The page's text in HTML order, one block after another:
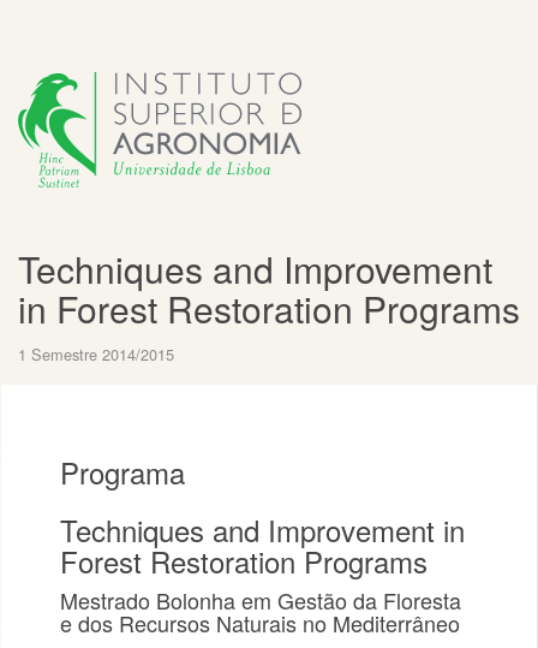
Techniques and Improvement
in Forest Restoration Programs
1 Semestre 2014/2015
Programa
Techniques and Improvement in
Forest Restoration Programs
Mestrado Bolonha em Gestão da Floresta
e dos Recursos Naturais no Mediterrâneo